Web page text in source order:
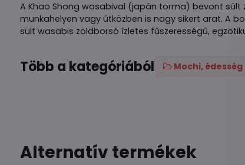
A Khao Shong wasabival (japán torma) bevont
munkahelyen vagy útközben is nagy sikert arat. A
sült wasabis zöldborsó ízletes fűszerességű,
Több a kategóriából Mochi, édesség
Alternatív termékek